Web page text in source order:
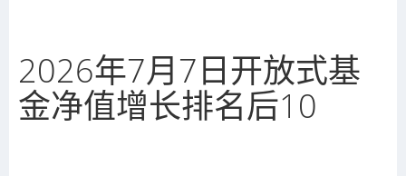
2026年7月7日开放式基
金净值增长排名后10